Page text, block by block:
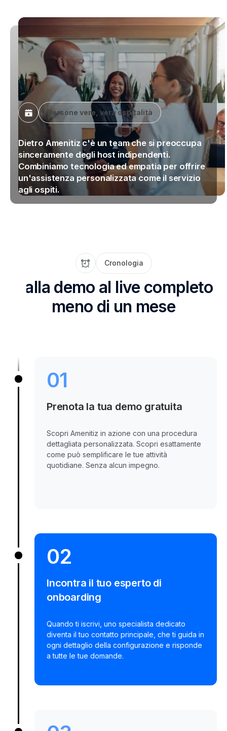
Persone vere, vera ospitalità
Dietro Amenitiz c'è un team che si preoccupa
sinceramente degli host indipendenti.
Combiniamo tecnologia ed empatia per offrire
un'assistenza personalizzata come il servizio
agli ospiti.
Cronologia
Dalla demo al live completo
meno di un mese
01
Prenota la tua demo gratuita
Scopri Amenitiz in azione con una procedura
dettagliata personalizzata. Scopri esattamente
come può semplificare le tue attività
quotidiane. Senza alcun impegno.
02
Incontra il tuo esperto di
onboarding
Quando ti iscrivi, uno specialista dedicato
diventa il tuo contatto principale, che ti guida in
ogni dettaglio della configurazione e risponde
a tutte le tue domande.